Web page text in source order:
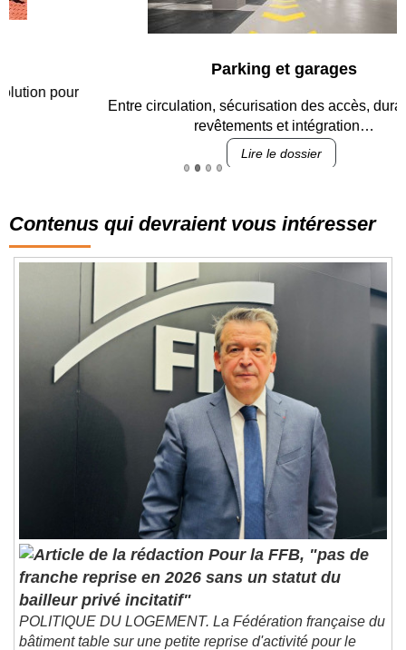
Parking et garages
Entre circulation, sécurisation des accès, durabilité des
revêtements et intégration…
Contenus qui devraient vous intéresser
Pour la FFB, "pas de
franche reprise en 2026 sans un statut du
bailleur privé incitatif"
POLITIQUE DU LOGEMENT. La Fédération française du